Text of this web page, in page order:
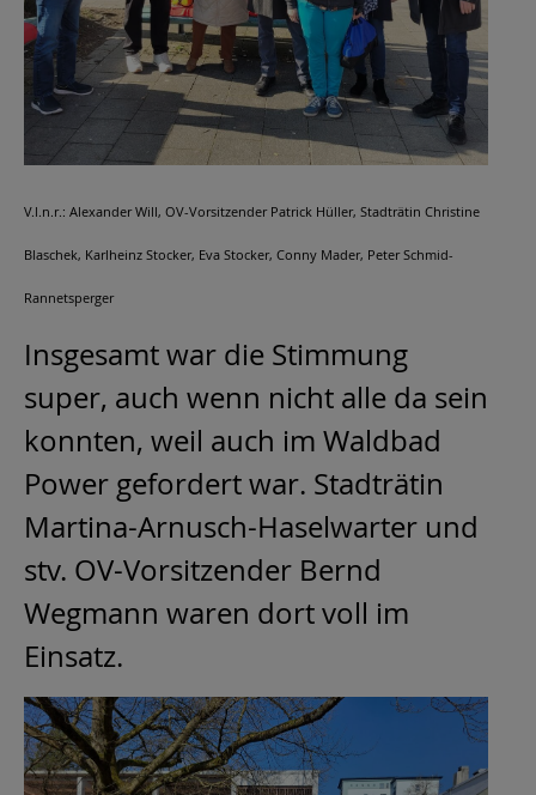
V.l.n.r.: Alexander Will, OV-Vorsitzender Patrick Hüller, Stadträtin Christine
Blaschek, Karlheinz Stocker, Eva Stocker, Conny Mader, Peter Schmid-
Rannetsperger
Insgesamt war die Stimmung
super, auch wenn nicht alle da sein
konnten, weil auch im Waldbad
Power gefordert war. Stadträtin
Martina-Arnusch-Haselwarter und
stv. OV-Vorsitzender Bernd
Wegmann waren dort voll im
Einsatz.